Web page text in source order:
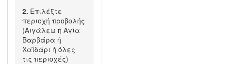
2. Επιλέξτε
περιοχή προβολής
(Αιγάλεω ή Αγία
Βαρβάρα ή
Χαϊδάρι ή όλες
τις περιοχές)